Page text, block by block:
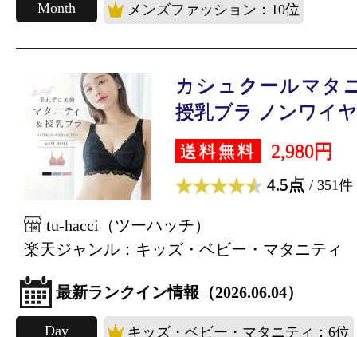
Month メンズファッション：10位
カシュクールマタ
授乳ブラ ノンワイ
送料無料 2,980円
4.5点 / 351件
tu-hacci（ツーハッチ）
楽天ジャンル：キッズ・ベビー・マタニティ
最新ランクイン情報（2026.06.04）
Day キッズ・ベビー・マタニティ：6位